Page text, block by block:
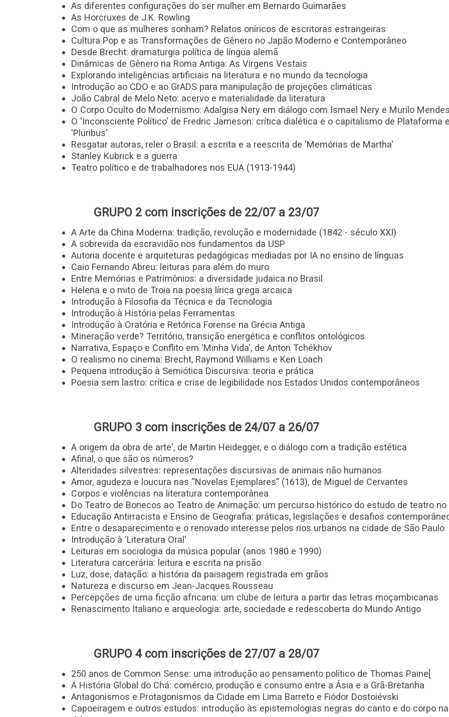
As diferentes configurações do ser mulher em Bernardo Guimarães
As Horcruxes de J.K. Rowling
Com o que as mulheres sonham? Relatos oníricos de escritoras estrangeiras
Cultura Pop e as Transformações de Gênero no Japão Moderno e Contemporâneo
Desde Brecht: dramaturgia política de língua alemã
Dinâmicas de Gênero na Roma Antiga: As Virgens Vestais
Explorando inteligências artificiais na literatura e no mundo da tecnologia
Introdução ao CDO e ao GrADS para manipulação de projeções climáticas
João Cabral de Melo Neto: acervo e materialidade da literatura
O Corpo Oculto do Modernismo: Adalgisa Nery em diálogo com Ismael Nery e Murilo Mendes
O 'Inconsciente Político' de Fredric Jameson: crítica dialética e o capitalismo de Plataforma
'Pluribus'
Resgatar autoras, reler o Brasil: a escrita e a reescrita de 'Memórias de Martha'
Stanley Kubrick e a guerra
Teatro político e de trabalhadores nos EUA (1913-1944)
GRUPO 2 com inscrições de 22/07 a 23/07
A Arte da China Moderna: tradição, revolução e modernidade (1842 - século XXI)
A sobrevida da escravidão nos fundamentos da USP
Autoria docente e arquiteturas pedagógicas mediadas por IA no ensino de línguas
Caio Fernando Abreu: leituras para além do muro
Entre Memórias e Patrimônios: a diversidade judaica no Brasil
Helena e o mito de Troia na poesia lírica grega arcaica
Introdução à Filosofia da Técnica e da Tecnologia
Introdução à História pelas Ferramentas
Introdução à Oratória e Retórica Forense na Grécia Antiga
Mineração verde? Território, transição energética e conflitos ontológicos
Narrativa, Espaço e Conflito em 'Minha Vida', de Anton Tchékhov
O realismo no cinema: Brecht, Raymond Williams e Ken Loach
Pequena introdução à Semiótica Discursiva: teoria e prática
Poesia sem lastro: crítica e crise de legibilidade nos Estados Unidos contemporâneos
GRUPO 3 com inscrições de 24/07 a 26/07
A origem da obra de arte', de Martin Heidegger, e o diálogo com a tradição estética
Afinal, o que são os números?
Alteridades silvestres: representações discursivas de animais não humanos
Amor, agudeza e loucura nas “Novelas Ejemplares” (1613), de Miguel de Cervantes
Corpos e violências na literatura contemporânea
Do Teatro de Bonecos ao Teatro de Animação: um percurso histórico do estudo de teatro no
Educação Antirracista e Ensino de Geografia: práticas, legislações e desafios
Entre o desaparecimento e o renovado interesse pelos rios urbanos na cidade de São Paulo
Introdução à 'Literatura Oral'
Leituras em sociologia da música popular (anos 1980 e 1990)
Literatura carcerária: leitura e escrita na prisão
Luz, dose, datação: a história da paisagem registrada em grãos
Natureza e discurso em Jean-Jacques Rousseau
Percepções de uma ficção africana: um clube de leitura a partir das letras moçambicanas
Renascimento Italiano e arqueologia: arte, sociedade e redescoberta do Mundo Antigo
GRUPO 4 com inscrições de 27/07 a 28/07
250 anos de Common Sense: uma introdução ao pensamento político de Thomas Paine[
A História Global do Chá: comércio, produção e consumo entre a Ásia e a Grã-Bretanha
Antagonismos e Protagonismos da Cidade em Lima Barreto e Fiódor Dostoiévski
Capoeiragem e outros estudos: introdução às epistemologias negras do canto e do corpo na